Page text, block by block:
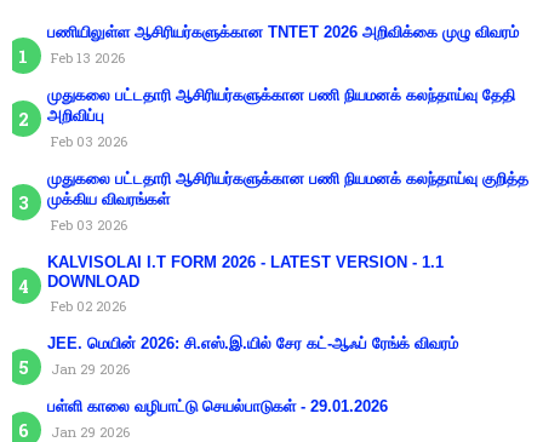
பணியிலுள்ள ஆசிரியர்களுக்கான TNTET 2026 அறிவிக்கை முழு விவரம்
Feb 13 2026
முதுகலை பட்டதாரி ஆசிரியர்களுக்கான பணி நியமனக் கலந்தாய்வு தேதி
அறிவிப்பு
Feb 03 2026
முதுகலை பட்டதாரி ஆசிரியர்களுக்கான பணி நியமனக் கலந்தாய்வு குறித்த
முக்கிய விவரங்கள்
Feb 03 2026
KALVISOLAI I.T FORM 2026 - LATEST VERSION - 1.1
DOWNLOAD
Feb 02 2026
JEE. மெயின் 2026: சி.எஸ்.இ.யில் சேர கட்-ஆஃப் ரேங்க் விவரம்
Jan 29 2026
பள்ளி காலை வழிபாட்டு செயல்பாடுகள் - 29.01.2026
Jan 29 2026